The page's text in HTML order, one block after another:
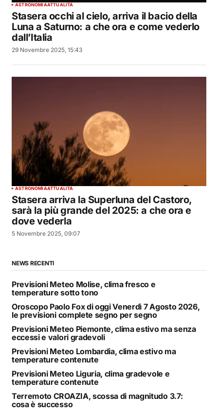
ASTRONOMIAATTUALITÀ
Stasera occhi al cielo, arriva il bacio della
Luna a Saturno: a che ora e come vederlo
dall’Italia
29 Novembre 2025, 15:43
ASTRONOMIAATTUALITÀ
Stasera arriva la Superluna del Castoro,
sarà la più grande del 2025: a che ora e
dove vederla
5 Novembre 2025, 09:07
NEWS RECENTI
Previsioni Meteo Molise, clima fresco e
temperature sotto tono
Oroscopo Paolo Fox di oggi Venerdì 7 Agosto 2026,
le previsioni complete segno per segno
Previsioni Meteo Piemonte, clima estivo ma senza
eccessi e valori gradevoli
Previsioni Meteo Lombardia, clima estivo ma
temperature contenute
Previsioni Meteo Liguria, clima gradevole e
temperature contenute
Terremoto CROAZIA, scossa di magnitudo 3.7:
cosa è successo